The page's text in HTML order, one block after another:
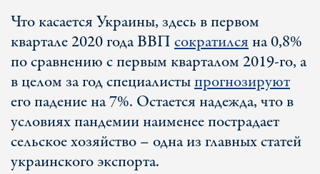
Что касается Украины, здесь в первом
квартале 2020 года ВВПсократилсяна 0,8%
по сравнению с первым кварталом 2019-го, а
в целом за год специалистыпрогнозируют
его падение на 7%. Остается надежда, что в
условиях пандемии наименее пострадает
сельское хозяйство – одна из главных статей
украинского экспорта.